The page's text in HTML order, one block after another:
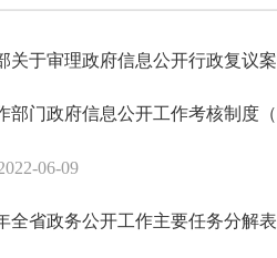
关于审理政府信息公开行政复议
门政府信息公开工作考核制度（
06-09
全省政务公开工作主要任务分解